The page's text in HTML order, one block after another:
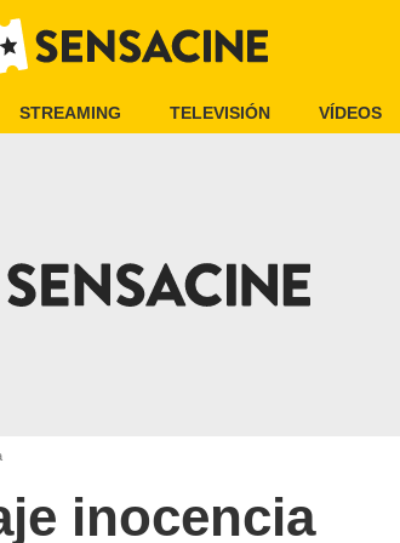
STREAMING TELEVISIÓN VÍDEOS
inocencia